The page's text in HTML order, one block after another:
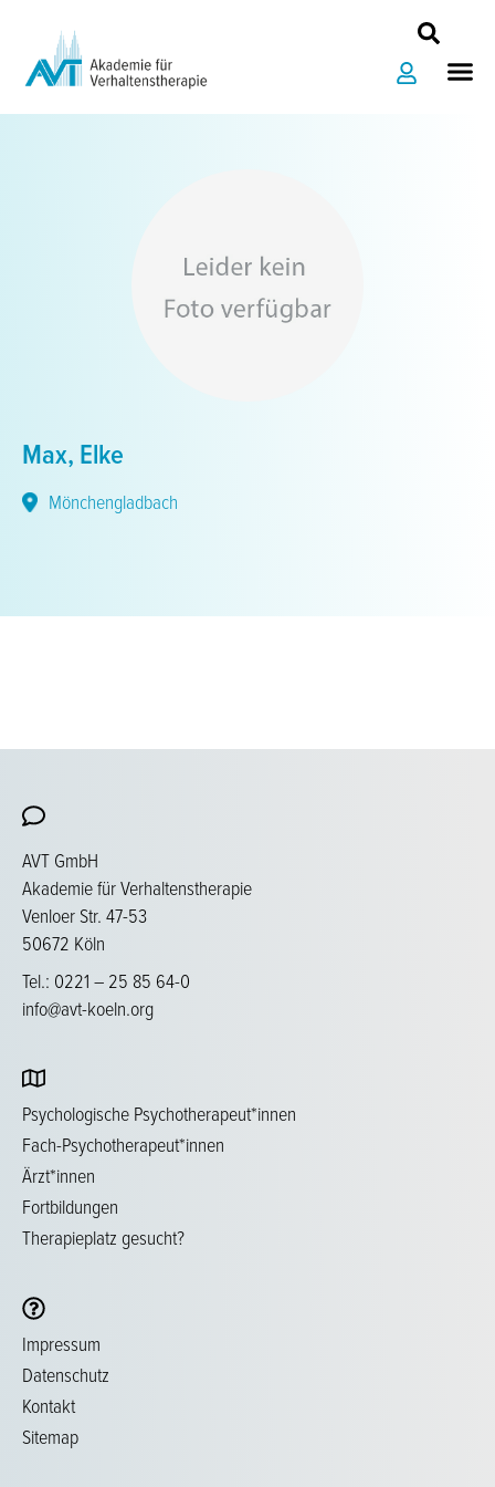
springen
Max, Elke
Mönchengladbach
AVT GmbH
Akademie für Verhaltenstherapie
Venloer Str. 47-53
50672 Köln
Tel.: 0221 – 25 85 64-0
info@avt-koeln.org
Psychologische Psychotherapeut*innen
Fach-Psychotherapeut*innen
Ärzt*innen
Fortbildungen
Therapieplatz gesucht?
Impressum
Datenschutz
Kontakt
Sitemap